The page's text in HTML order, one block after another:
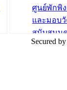
ศูนย์พักพิ
และมอบ
สนับสนุน
ภัยน้ำท่วม
Secured